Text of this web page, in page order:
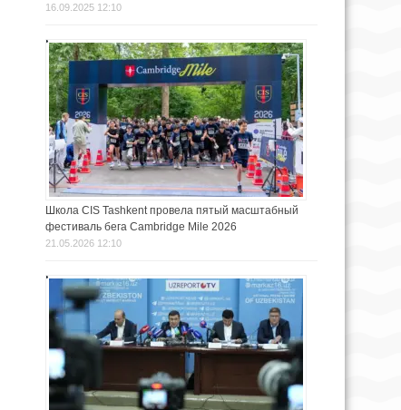
16.09.2025 12:10
Школа CIS Tashkent провела пятый масштабный
фестиваль бега Cambridge Mile 2026
21.05.2026 12:10